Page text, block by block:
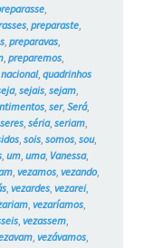
,
, preparaste,
, preparavas,
, preparemos,
, quadrinhos
, sejais, sejam,
, ser, Será,
seres, séria, seriam,
, sois, somos, sou,
, um, uma, Vanessa,
, vezamos, vezando,
, vezardes, vezarei,
, vezaríamos,
, vezassem,
, vezávamos,